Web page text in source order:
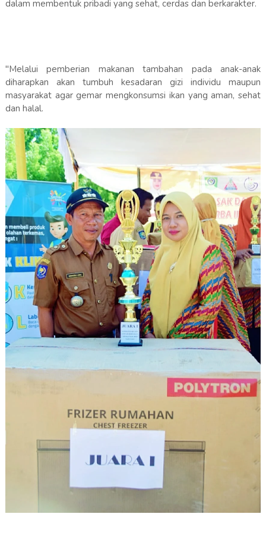
dalam membentuk pribadi yang sehat, cerdas dan berkarakter.
"Melalui pemberian makanan tambahan pada anak-anak
diharapkan akan tumbuh kesadaran gizi individu maupun
masyarakat agar gemar mengkonsumsi ikan yang aman, sehat
dan halal.